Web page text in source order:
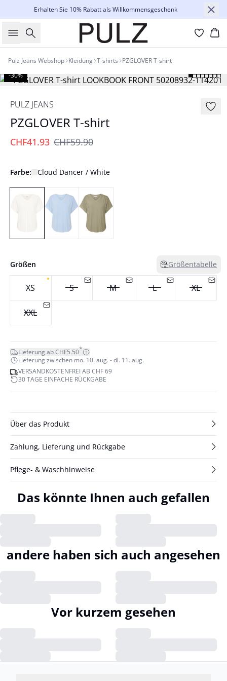
Erhalten Sie 10% Rabatt als Willkommensgeschenk
Suche
Pulz Jeans Webshop Kleidung T-shirts PZGLOVER T-shirt
-30%
PULZ JEANS
PZGLOVER T-shirt
CHF41.93 CHF59.90
Farbe: Cloud Dancer / White
Größen Größentabelle
XS S M L XL
XXL
Lieferung ab CHF5.50*
Lieferung zwischen mo. 10. aug. - di. 11. aug.
VERSANDKOSTENFREI AB CHF 69
30 TAGE EINFACHE RÜCKGABE
Über das Produkt
Zahlung, Lieferung und Rückgabe
Pflege- & Waschhinweise
Das könnte Ihnen auch gefallen
andere haben sich auch angesehen
Vor kurzem gesehen